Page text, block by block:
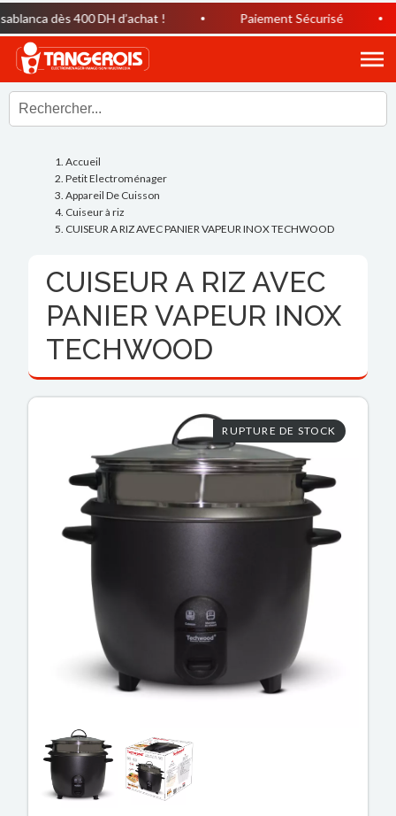
dès 400 DH d’achat ! Paiement Sécurisé
Accueil
Petit Electroménager
Appareil De Cuisson
Cuiseur à riz
CUISEUR A RIZ AVEC PANIER VAPEUR INOX TECHWOOD
CUISEUR A RIZ AVEC
PANIER VAPEUR INOX
TECHWOOD
RUPTURE DE STOCK